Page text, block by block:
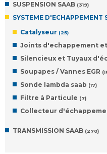
SUSPENSION SAAB (319)
SYSTEME D'ECHAPPEMENT
Catalyseur (25)
Joints d'echappement
Silencieux et Tuyaux
Soupapes / Vannes EGR
Sonde lambda saab (17)
Filtre à Particule (7)
Collecteur
TRANSMISSION SAAB (270)